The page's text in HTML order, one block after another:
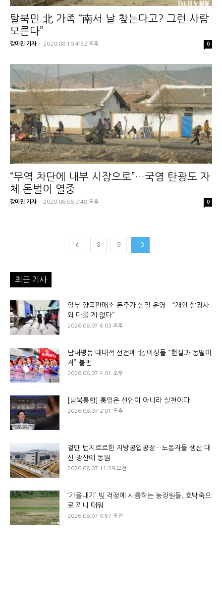
탈북민 北 가족 “南서 날 찾는다고? 그런 사람
모른다”
강미진 기자 - 2020.08.19 4:32 오후 0
“무역 차단에 내부 시장으로”…국영 탄광도 자
체 돈벌이 열중
강미진 기자 - 2020.06.08 2:48 오후 0
8 9 10
최근 기사
일부 양곡판매소 돈주가 실질 운영…“개인 쌀장사
와 다를 게 없다”
2026.08.07 6:03 오후
남녀평등 대대적 선전에 北 여성들 “현실과 동떨어
져” 불만
2026.08.07 4:01 오후
[남북통합] 통일은 선언이 아니라 실천이다
2026.08.07 2:01 오후
겉만 번지르르한 지방공업공장…노동자들 생산 대
신 광산에 동원
2026.08.07 11:59 오전
‘가을내기’ 빚 걱정에 시름하는 농장원들, 호박죽으
로 끼니 때워
2026.08.07 9:57 오전